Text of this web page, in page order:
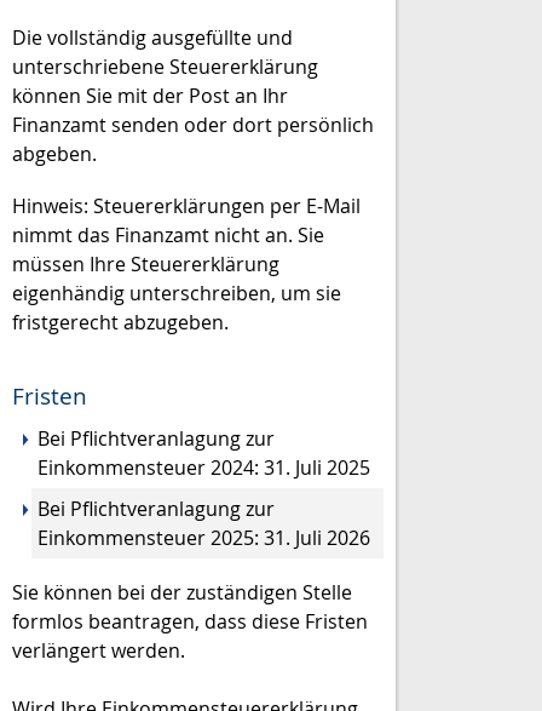
Die vollständig ausgefüllte und
unterschriebene Steuererklärung
können Sie mit der Post an Ihr
Finanzamt senden oder dort persönlich
abgeben.
Hinweis: Steuererklärungen per E-Mail
nimmt das Finanzamt nicht an. Sie
müssen Ihre Steuererklärung
eigenhändig unterschreiben, um sie
fristgerecht abzugeben.
Fristen
Bei Pflichtveranlagung zur
Einkommensteuer 2024: 31. Juli 2025
Bei Pflichtveranlagung zur
Einkommensteuer 2025: 31. Juli 2026
Sie können bei der zuständigen Stelle
formlos beantragen, dass diese Fristen
verlängert werden.